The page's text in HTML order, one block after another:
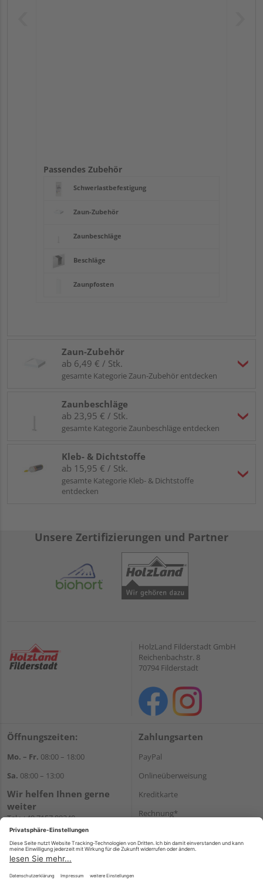
Passendes Zubehör
Schwerlastbefestigung
Zaun-Zubehör
Zaunbeschläge
Beschläge
Zaunpfosten
Zaun-Zubehör
ab 6,49 € / Stk.
gesamte Kategorie Zaun-Zubehör entdecken
Zaunbeschläge
ab 23,95 € / Stk.
gesamte Kategorie Zaunbeschläge entdecken
Kleb- & Dichtstoffe
ab 15,95 € / Stk.
gesamte Kategorie Kleb- & Dichtstoffe
entdecken
Unsere Zertifizierungen und Partner
HolzLand Filderstadt GmbH
Reichenbachstr. 8
70794 Filderstadt
Öffnungszeiten:
Mo. – Fr. 08:00 – 18:00
Sa. 08:00 – 13:00
Wir helfen Ihnen gerne
weiter
Tel.:+49 7157 88240
E-Mail:shop@holzland-
filderstadt.de
Zahlungsarten
PayPal
Onlineüberweisung
Kreditkarte
Rechnung*
Versand